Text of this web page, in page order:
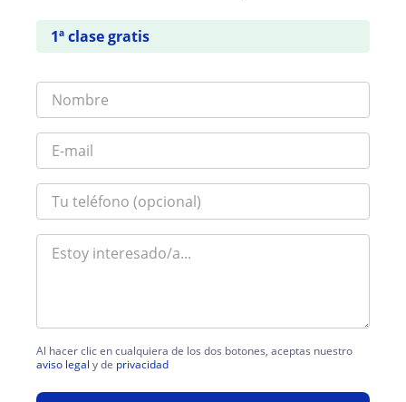
1ª clase gratis
Al hacer clic en cualquiera de los dos botones, aceptas nuestro
aviso legal y de privacidad